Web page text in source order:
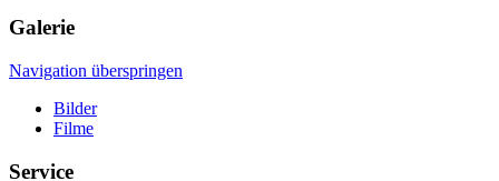
Galerie
Navigation überspringen
Bilder
Filme
Service